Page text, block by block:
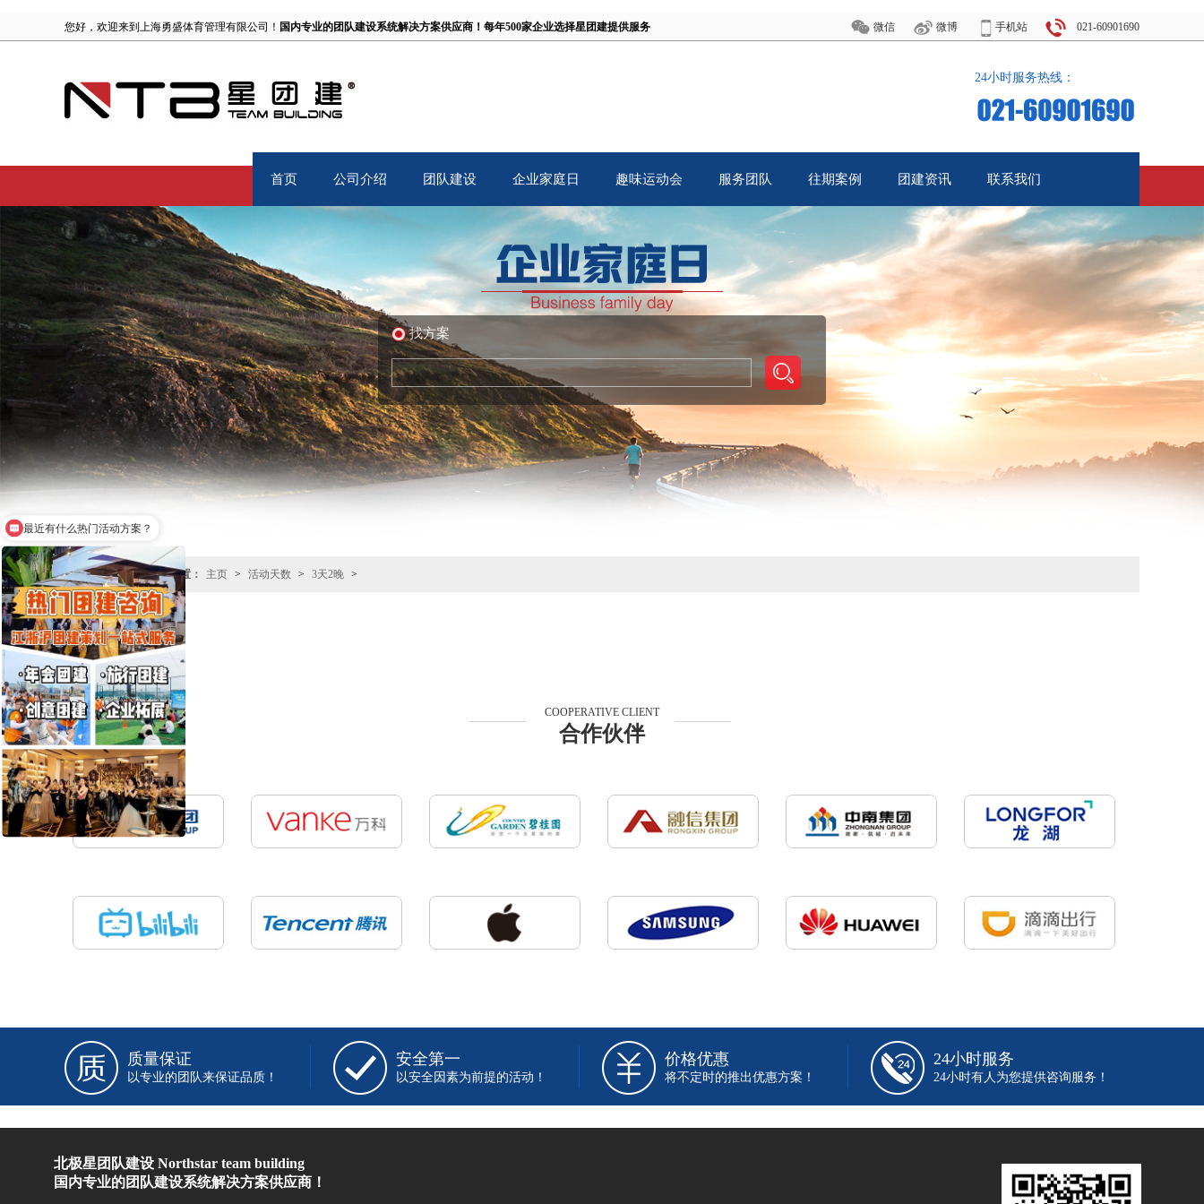
您好，欢迎来到上海勇盛体育管理有限公司！ 国内专业的团队建设系统解决方案供应商！ 每年500家企业选择星团建提供服务 微信 微博 手机站 021-60901690
24小时服务热线：
首页 公司介绍 团队建设 企业家庭日
Family Day
趣味运动会 服务团队
Our Team
往期案例 团建资讯
News
联系我们
Call Us
找方案
您当前所在的位置： 主页 > 活动天数 > 3天2晚 >
共0页0条记录
COOPERATIVE CLIENT
合作伙伴
质量保证
以专业的团队来保证品质！
安全第一
以安全因素为前提的活动！
价格优惠
将不定时的推出优惠方案！
24小时服务
24小时有人为您提供咨询服务！
北极星团队建设 Northstar team building
国内专业的团队建设系统解决方案供应商！
最近有什么热门活动方案？